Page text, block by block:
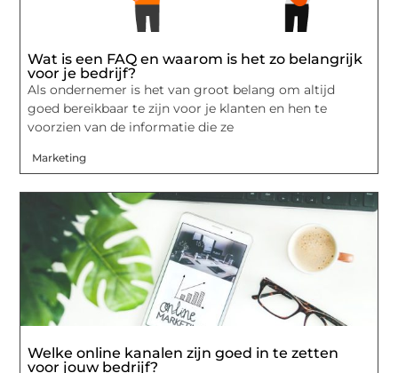
Wat is een FAQ en waarom is het zo belangrijk
voor je bedrijf?
Als ondernemer is het van groot belang om altijd
goed bereikbaar te zijn voor je klanten en hen te
voorzien van de informatie die ze
Marketing
Welke online kanalen zijn goed in te zetten
voor jouw bedrijf?